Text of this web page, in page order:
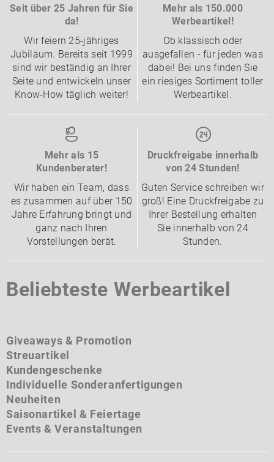
Seit über 25 Jahren für Sie
da!
Wir feiern 25-jähriges
Jubiläum. Bereits seit 1999
sind wir beständig an Ihrer
Seite und entwickeln unser
Know-How täglich weiter!
Mehr als 150.000
Werbeartikel!
Ob klassisch oder
ausgefallen - für jeden was
dabei! Bei uns finden Sie
ein riesiges Sortiment toller
Werbeartikel.
Mehr als 15
Kundenberater!
Wir haben ein Team, dass
es zusammen auf über 150
Jahre Erfahrung bringt und
ganz nach Ihren
Vorstellungen berät.
Druckfreigabe innerhalb
von 24 Stunden!
Guten Service schreiben wir
groß! Eine Druckfreigabe zu
Ihrer Bestellung erhalten
Sie innerhalb von 24
Stunden.
Beliebteste Werbeartikel
Giveaways & Promotion
Streuartikel
Kundengeschenke
Individuelle Sonderanfertigungen
Neuheiten
Saisonartikel & Feiertage
Events & Veranstaltungen